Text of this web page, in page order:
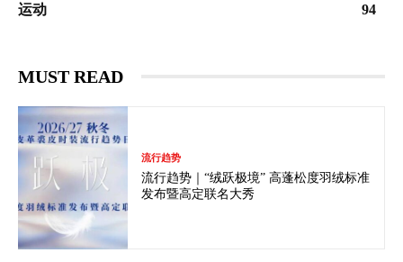
运动
94
MUST READ
流行趋势
流行趋势｜“绒跃极境” 高蓬松度羽绒标准
发布暨高定联名大秀